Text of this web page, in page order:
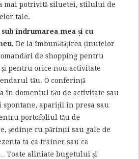
mai potrivită siluetei, stilului de
tale.
îndrumarea mea și cu
De la îmbunătățirea ținutelor
de shopping pentru
și pentru orice nou activitate
tău. O conferință
în domeniul tău de activitate sau
apariții în presa sau
portofoliul tău de
ședințe cu părinții sau gale de
ta ca trainer sau ca
Toate aliniate bugetului și